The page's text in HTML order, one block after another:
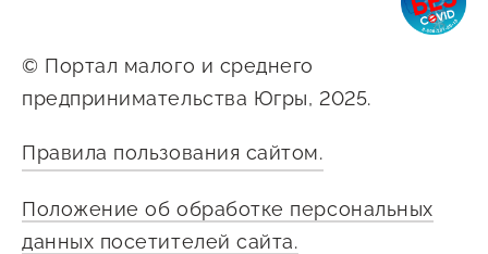
© Портал малого и среднего
предпринимательства Югры, 2025.
Правила пользования сайтом.
Положение об обработке персональных
данных посетителей сайта.